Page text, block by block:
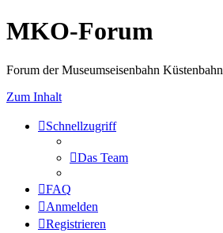
MKO-Forum
Forum der Museumseisenbahn
Zum Inhalt
Schnellzugriff
Das Team
FAQ
Anmelden
Registrieren